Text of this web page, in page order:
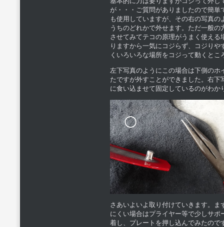
が・・・ご質問がありましたので簡
も使用していますが、その右の写真
うちのどれかで外せます。ただ一般
させてみてテコの原理がうまく使え
りますから一気にコジらず、コジり
くいろいろな場所をコジって動くと
左下写真のようにこの場合は下側の
たですが外すことができました。右
に食い込ませて固定しているのがわか
さあいよいよ取り付けていきます。
にくい場合はプライヤー等で少しサ
着し、プレートを押し込んでみたの